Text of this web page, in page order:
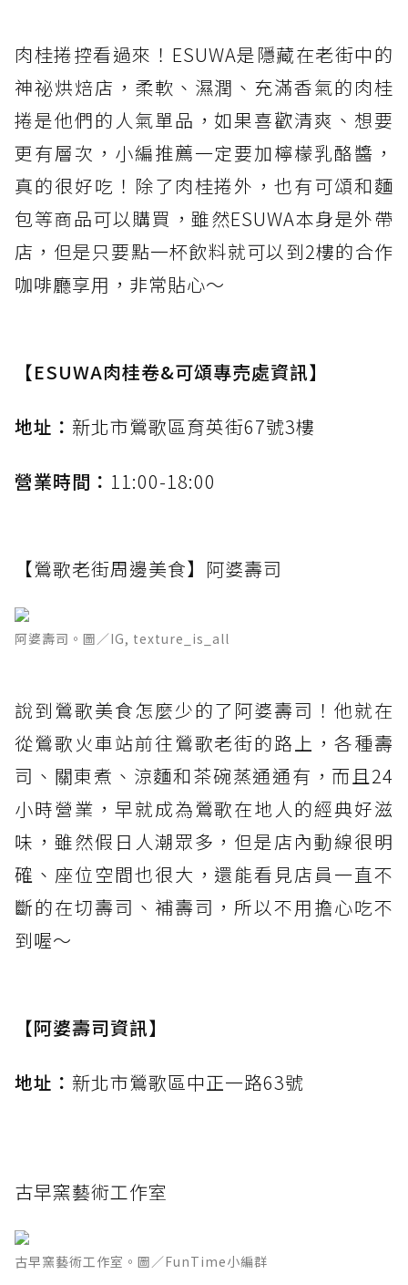
肉桂捲控看過來！ESUWA是隱藏在老街中的
神祕烘焙店，柔軟、濕潤、充滿香氣的肉桂
捲是他們的人氣單品，如果喜歡清爽、想要
更有層次，小編推薦一定要加檸檬乳酪醬，
真的很好吃！除了肉桂捲外，也有可頌和麵
包等商品可以購買，雖然ESUWA本身是外帶
店，但是只要點一杯飲料就可以到2樓的合作
咖啡廳享用，非常貼心～
【ESUWA肉桂卷&可頌專売處資訊】
地址： 新北市鶯歌區育英街67號3樓
營業時間： 11:00-18:00
【鶯歌老街周邊美食】阿婆壽司
阿婆壽司。圖／IG, texture_is_all
說到鶯歌美食怎麼少的了阿婆壽司！他就在
從鶯歌火車站前往鶯歌老街的路上，各種壽
司、關東煮、涼麵和茶碗蒸通通有，而且24
小時營業，早就成為鶯歌在地人的經典好滋
味，雖然假日人潮眾多，但是店內動線很明
確、座位空間也很大，還能看見店員一直不
斷的在切壽司、補壽司，所以不用擔心吃不
到喔～
【阿婆壽司資訊】
地址： 新北市鶯歌區中正一路63號
古早窯藝術工作室
古早窯藝術工作室。圖／FunTime小編群